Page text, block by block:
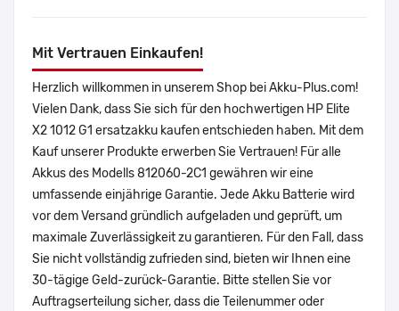
Mit Vertrauen Einkaufen!
Herzlich willkommen in unserem Shop bei Akku-Plus.com!
Vielen Dank, dass Sie sich für den hochwertigen HP Elite
X2 1012 G1 ersatzakku kaufen entschieden haben. Mit dem
Kauf unserer Produkte erwerben Sie Vertrauen! Für alle
Akkus des Modells 812060-2C1 gewähren wir eine
umfassende einjährige Garantie. Jede Akku Batterie wird
vor dem Versand gründlich aufgeladen und geprüft, um
maximale Zuverlässigkeit zu garantieren. Für den Fall, dass
Sie nicht vollständig zufrieden sind, bieten wir Ihnen eine
30-tägige Geld-zurück-Garantie. Bitte stellen Sie vor
Auftragserteilung sicher, dass die Teilenummer oder